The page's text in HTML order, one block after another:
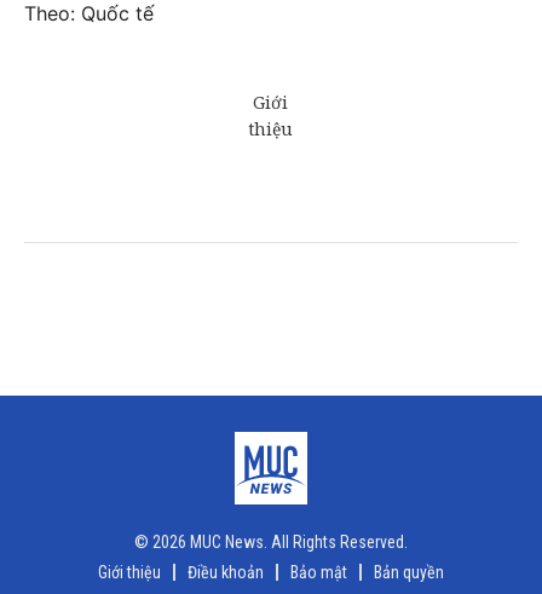
Theo: Quốc tế
© 2026 MUC News. All Rights Reserved.
Giới thiệu
Điều khoản Bảo mật Bản quyền